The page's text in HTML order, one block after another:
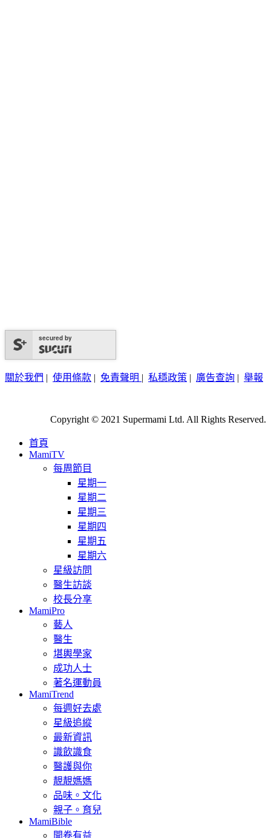
secured by
關於我們 | 使用條款 | 免責聲明 | 私穩政策 | 廣告查詢 | 舉報
Copyright © 2021 Supermami Ltd. All Rights Reserved.
首頁
MamiTV
每周節目
星期一
星期二
星期三
星期四
星期五
星期六
星級訪問
醫生訪談
校長分享
MamiPro
藝人
醫生
堪輿學家
成功人士
著名運動員
MamiTrend
每週好去處
星級追縱
最新資訊
識飲識食
醫護與你
靚靚媽媽
品味。文化
親子。育兒
MamiBible
開卷有益